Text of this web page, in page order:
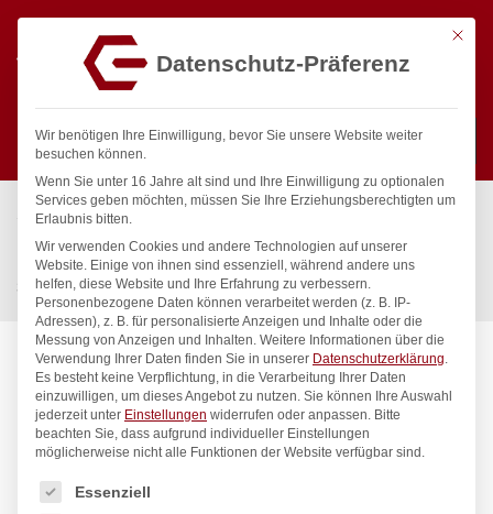
Suchen
Start / Gastronomiebedarf & Gastro Geräte für Profis
Bar & Kaffee
Heißgetränke
Heißgetränkespender, doppelwandig, HENDI, 18L, 230V/2200W,
386x393x(H)666mm
Mit
Datenschutz-Präferenz
Wir benötigen Ihre Einwilligung, bevor Sie unsere Website weiter
besuchen können.
Wenn Sie unter 16 Jahre alt sind und Ihre Einwilligung zu optionalen
Services geben möchten, müssen Sie Ihre Erziehungsberechtigten um
Erlaubnis bitten.
Wir verwenden Cookies und andere Technologien auf unserer
Website. Einige von ihnen sind essenziell, während andere uns
helfen, diese Website und Ihre Erfahrung zu verbessern.
Personenbezogene Daten können verarbeitet werden (z. B. IP-
Adressen), z. B. für personalisierte Anzeigen und Inhalte oder die
Messung von Anzeigen und Inhalten. Weitere Informationen über die
Verwendung Ihrer Daten finden Sie in unserer Datenschutzerklärung.
Es besteht keine Verpflichtung, in die Verarbeitung Ihrer Daten
einzuwilligen, um dieses Angebot zu nutzen. Sie können Ihre Auswahl
jederzeit unter Einstellungen widerrufen oder anpassen. Bitte
beachten Sie, dass aufgrund individueller Einstellungen
möglicherweise nicht alle Funktionen der Website verfügbar sind.
Es folgt eine Liste der Service-Gruppen, für die eine
Essenziell